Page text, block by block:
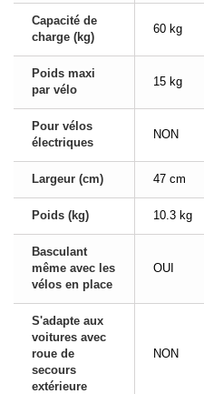
Capacité de
charge (kg)
60 kg
Poids maxi
par vélo
15 kg
Pour vélos
électriques
NON
Largeur (cm) 47 cm
Poids (kg) 10.3 kg
Basculant
même avec les
vélos en place
OUI
S'adapte aux
voitures avec
roue de
secours
extérieure
NON